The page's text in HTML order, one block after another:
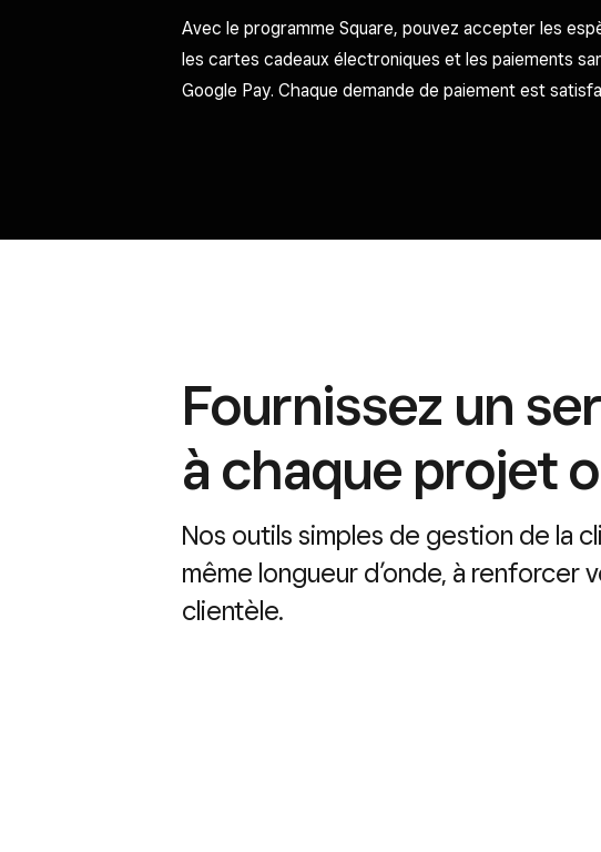
Avec le programme Square, pouvez accepter les
les cartes cadeaux électroniques et les paiements
Google Pay. Chaque demande de paiement est
Fournissez un
à chaque projet
Nos outils simples de gestion de la
même longueur d’onde, à renforcer
clientèle.